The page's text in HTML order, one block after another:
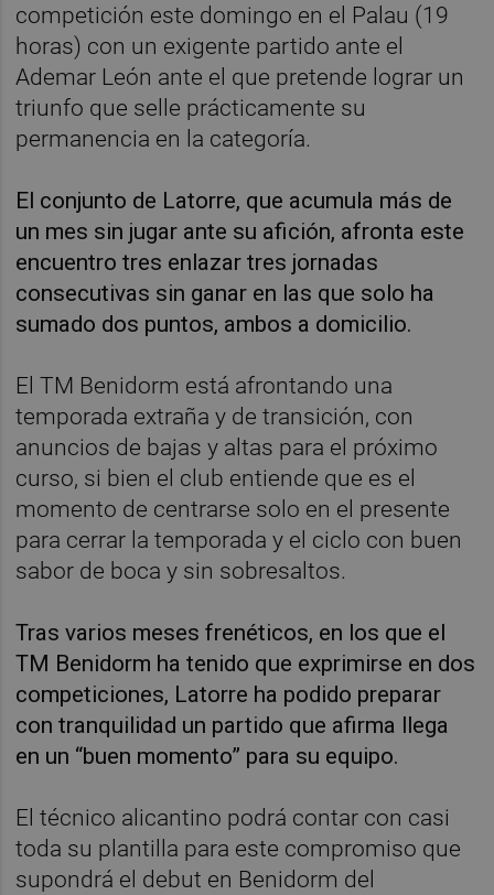
competición este domingo en el Palau (19
horas) con un exigente partido ante el
Ademar León ante el que pretende lograr un
triunfo que selle prácticamente su
permanencia en la categoría.
El conjunto de Latorre, que acumula más de
un mes sin jugar ante su afición, afronta este
encuentro tres enlazar tres jornadas
consecutivas sin ganar en las que solo ha
sumado dos puntos, ambos a domicilio.
El TM Benidorm está afrontando una
temporada extraña y de transición, con
anuncios de bajas y altas para el próximo
curso, si bien el club entiende que es el
momento de centrarse solo en el presente
para cerrar la temporada y el ciclo con buen
sabor de boca y sin sobresaltos.
Tras varios meses frenéticos, en los que el
TM Benidorm ha tenido que exprimirse en dos
competiciones, Latorre ha podido preparar
con tranquilidad un partido que afirma llega
en un “buen momento” para su equipo.
El técnico alicantino podrá contar con casi
toda su plantilla para este compromiso que
supondrá el debut en Benidorm del